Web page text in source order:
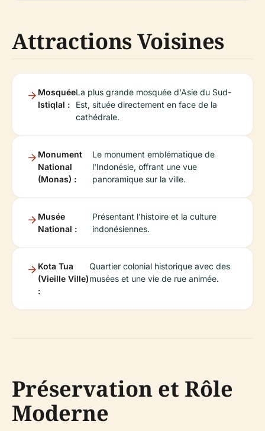
Attractions Voisines
Mosquée
Istiqlal :
La plus grande mosquée d'Asie du Sud-
Est, située directement en face de la
cathédrale.
Monument
National
(Monas) :
Le monument emblématique de
l'Indonésie, offrant une vue
panoramique sur la ville.
Musée
National :
Présentant l'histoire et la culture
indonésiennes.
Kota Tua
(Vieille Ville)
:
Quartier colonial historique avec des
musées et une vie de rue animée.
Préservation et Rôle
Moderne